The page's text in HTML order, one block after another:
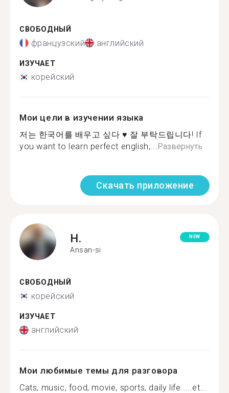
СВОБОДНЫЙ
французский английский
ИЗУЧАЕТ
корейский
Мои цели в изучении языка
저는 한국어를 배우고 싶다 ♥️ 잘 부탁드립니다! If
you want to learn perfect english,...Развернуть
Скачать приложение
H.
Ansan-si
NEW
СВОБОДНЫЙ
корейский
ИЗУЧАЕТ
английский
Мои любимые темы для разговора
Cats, music, food, movie, sports, daily life.....et...